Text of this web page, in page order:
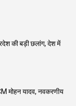
की बड़ी छलांग, देश में
मोहन यादव, नवकरणीय